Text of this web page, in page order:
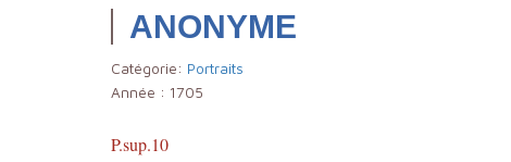
ANONYME
Catégorie: Portraits
Année : 1705
P.sup.10